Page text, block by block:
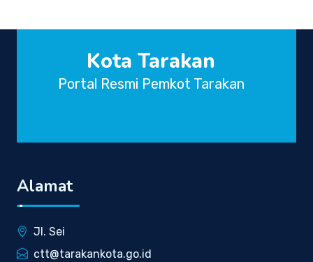
Kota Tarakan
Portal Resmi Pemkot Tarakan
Alamat
Jl. Sei
ctt@tarakankota.go.id